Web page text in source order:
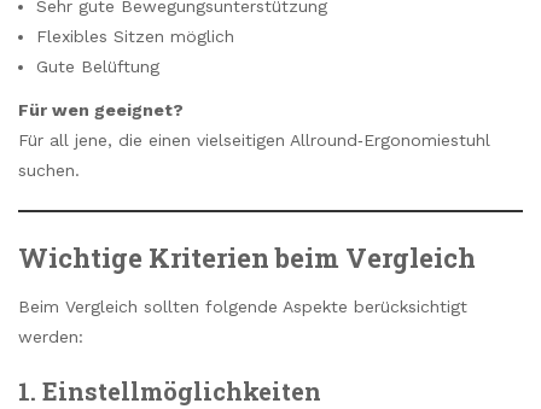
Sehr gute Bewegungsunterstützung
Flexibles Sitzen möglich
Gute Belüftung
Für wen geeignet?
Für all jene, die einen vielseitigen Allround‑Ergonomiestuhl
suchen.
Wichtige Kriterien beim Vergleich
Beim Vergleich sollten folgende Aspekte berücksichtigt
werden:
1. Einstellmöglichkeiten